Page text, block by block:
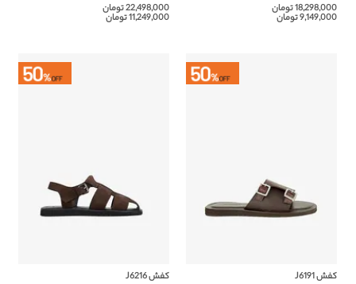
22,498,000 تومان
11,249,000 تومان
18,298,000 تومان
9,149,000 تومان
کفش J6216
کفش J6191